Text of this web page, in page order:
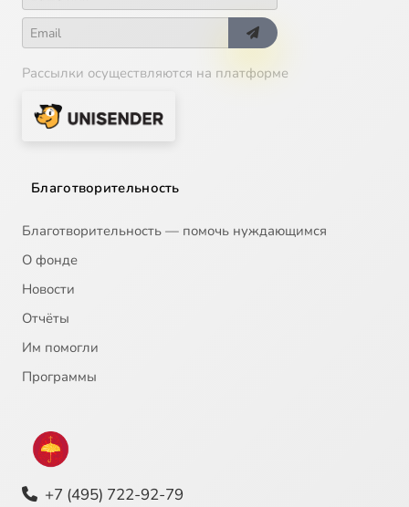
Рассылки осуществляются на платформе
Благотворительность
Благотворительность — помочь нуждающимся
О фонде
Новости
Отчёты
Им помогли
Программы
+7 (495) 722-92-79